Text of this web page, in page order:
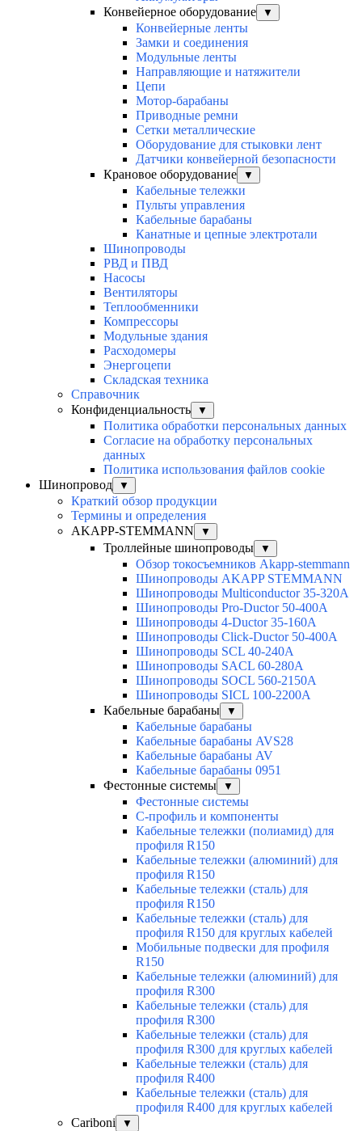
Конвейерное оборудование
▼
Конвейерные ленты
Замки и соединения
Модульные ленты
Направляющие и натяжители
Цепи
Мотор-барабаны
Приводные ремни
Сетки металлические
Оборудование для стыковки лент
Датчики конвейерной безопасности
Крановое оборудование
▼
Кабельные тележки
Пульты управления
Кабельные барабаны
Канатные и цепные электротали
Шинопроводы
РВД и ПВД
Насосы
Вентиляторы
Теплообменники
Компрессоры
Модульные здания
Расходомеры
Энергоцепи
Складская техника
Справочник
Конфиденциальность
▼
Политика обработки персональных данных
Согласие на обработку персональных
данных
Политика использования файлов cookie
Шинопровод
▼
Краткий обзор продукции
Термины и определения
AKAPP-STEMMANN
▼
Троллейные шинопроводы ▼
Обзор токосъемников Akapp-stemmann
Шинопроводы AKAPP STEMMANN
Шинопроводы Multiconductor 35-320А
Шинопроводы Pro-Ductor 50-400А
Шинопроводы 4-Ductor 35-160А
Шинопроводы Click-Ductor 50-400А
Шинопроводы SCL 40-240А
Шинопроводы SACL 60-280А
Шинопроводы SOCL 560-2150А
Шинопроводы SICL 100-2200А
Кабельные барабаны
▼
Кабельные барабаны
Кабельные барабаны AVS28
Кабельные барабаны AV
Кабельные барабаны 0951
Фестонные системы
▼
Фестонные системы
С-профиль и компоненты
Кабельные тележки (полиамид) для
профиля R150
Кабельные тележки (алюминий) для
профиля R150
Кабельные тележки (сталь) для
профиля R150
Кабельные тележки (сталь) для
профиля R150 для круглых кабелей
Мобильные подвески для профиля
R150
Кабельные тележки (алюминий) для
профиля R300
Кабельные тележки (сталь) для
профиля R300
Кабельные тележки (сталь) для
профиля R300 для круглых кабелей
Кабельные тележки (сталь) для
профиля R400
Кабельные тележки (сталь) для
профиля R400 для круглых кабелей
Cariboni
▼